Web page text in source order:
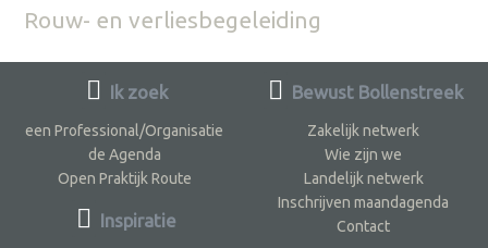
Rouw- en verliesbegeleiding
Ik zoek
een Professional/Organisatie
de Agenda
Open Praktijk Route
Inspiratie
Bewust Bollenstreek
Zakelijk netwerk
Wie zijn we
Landelijk netwerk
Inschrijven maandagenda
Contact